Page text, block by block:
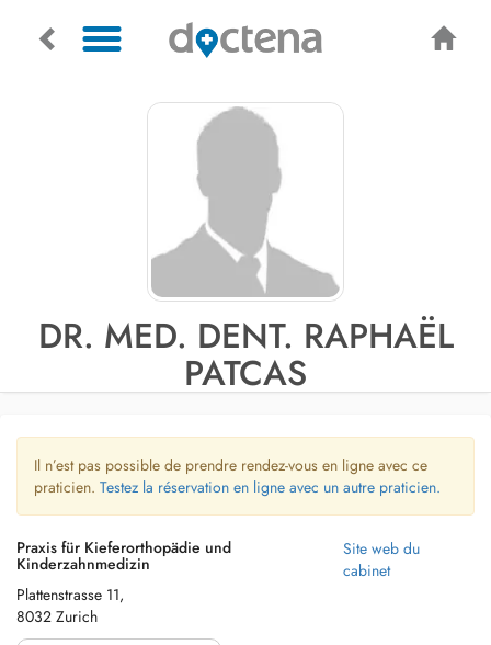
DR. MED. DENT. RAPHAËL
PATCAS
Il n’est pas possible de prendre rendez-vous en ligne avec ce
praticien. Testez la réservation en ligne avec un autre praticien.
Praxis für Kieferorthopädie und
Kinderzahnmedizin
Plattenstrasse 11,
8032 Zurich
Site web du
cabinet